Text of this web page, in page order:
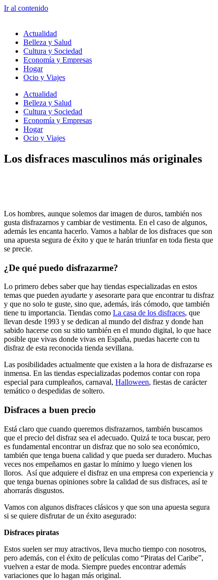
Ir al contenido
Actualidad
Belleza y Salud
Cultura y Sociedad
Economía y Empresas
Hogar
Ocio y Viajes
Actualidad
Belleza y Salud
Cultura y Sociedad
Economía y Empresas
Hogar
Ocio y Viajes
Los disfraces masculinos más originales
Los hombres, aunque solemos dar imagen de duros, también nos
gusta disfrazarnos y cambiar de vestimenta. En el caso de algunos,
además les encanta hacerlo. Vamos a hablar de los disfraces que son
una apuesta segura de éxito y que te harán triunfar en toda fiesta que
se precie.
¿De qué puedo disfrazarme?
Lo primero debes saber que hay tiendas especializadas en estos
temas que pueden ayudarte y asesorarte para que encontrar tu disfraz
y que no solo te guste, sino que, además, irás cómodo, que también
tiene tu importancia. Tiendas como La casa de los disfraces, que
llevan desde 1993 y se dedican al mundo del disfraz y donde han
sabido hacerse con su sitio también en el mundo digital, lo que hace
posible que vivas donde vivas en España, puedas hacerte con tu
disfraz de esta reconocida tienda sevillana.
Las posibilidades actualmente que existen a la hora de disfrazarse es
inmensa. En las tiendas especializadas podemos contar con ropa
especial para cumpleaños, carnaval, Halloween, fiestas de carácter
temático o despedidas de soltero.
Disfraces a buen precio
Está claro que cuando queremos disfrazarnos, también buscamos
que el precio del disfraz sea el adecuado. Quizá te toca buscar, pero
es fundamental encontrar un disfraz que no solo sea económico,
también que tenga buena calidad y que pueda ser duradero. Muchas
veces nos empeñamos en gastar lo mínimo y luego vienen los
lloros. Así que adquiere el disfraz en una empresa con experiencia y
que tenga buenas opiniones sobre la calidad de sus disfraces, así te
ahorrarás disgustos.
Vamos con algunos disfraces clásicos y que son una apuesta segura
si se quiere disfrutar de un éxito asegurado:
Disfraces piratas
Estos suelen ser muy atractivos, lleva mucho tiempo con nosotros,
pero además, con el éxito de películas como “Piratas del Caribe”,
vuelven a estar de moda. Siempre puedes encontrar además
variaciones que lo hagan más original.